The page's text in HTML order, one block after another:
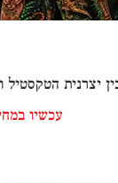
יצרנית
עכשיו